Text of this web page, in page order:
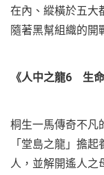
在內、縱橫於五大
隨著黑幫組織的開
《人中之龍6 生命
桐生一馬傳奇不凡
「堂島之龍」擔
人，並解開遙人之